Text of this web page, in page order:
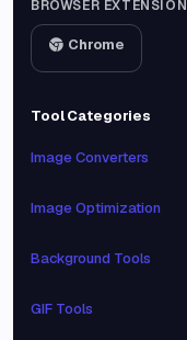
BROWSER EXTENSION
Chrome
Tool Categories
Image Converters
Image Optimization
Background Tools
GIF Tools